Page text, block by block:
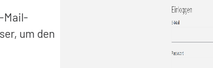
Mail-
um den